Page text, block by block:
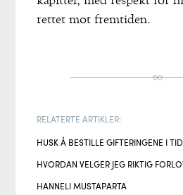
rettet mot fremtiden.
RELATERTE ARTIKLER:
HUSK Å BESTILLE GIFTERINGENE I
HVORDAN VELGER JEG RIKTIG
HANNELI MUSTAPARTA